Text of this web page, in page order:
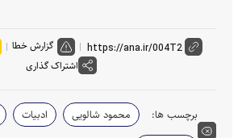
گزارش خطا
اشتراک گذاری
برچسب ها: محمود شالویی ادبیات